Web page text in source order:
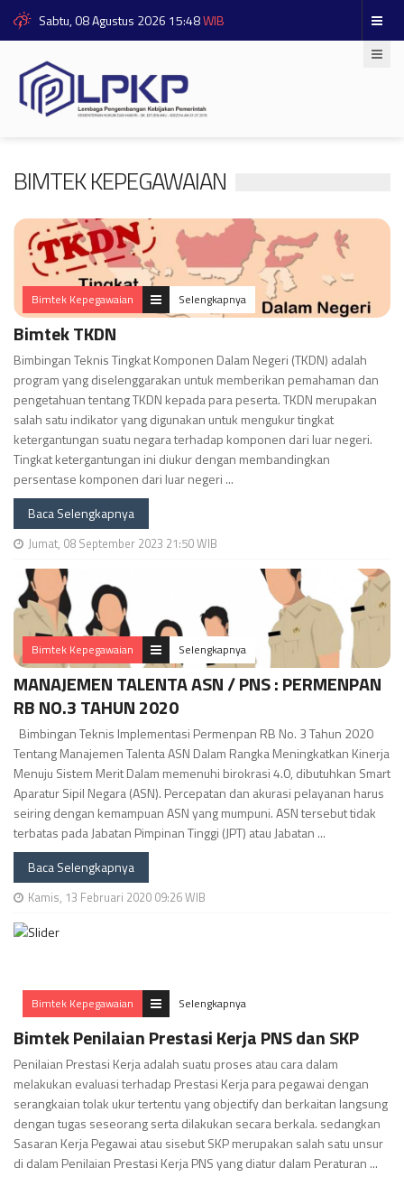
Sabtu, 08 Agustus 2026 15:48WIB
BIMTEK KEPEGAWAIAN
Bimtek Kepegawaian Selengkapnya
Bimtek TKDN
Bimbingan Teknis Tingkat Komponen Dalam Negeri (TKDN) adalah
program yang diselenggarakan untuk memberikan pemahaman dan
pengetahuan tentang TKDN kepada para peserta. TKDN merupakan
salah satu indikator yang digunakan untuk mengukur tingkat
ketergantungan suatu negara terhadap komponen dari luar negeri.
Tingkat ketergantungan ini diukur dengan membandingkan
persentase komponen dari luar negeri ...
Baca Selengkapnya
Jumat, 08 September 2023 21:50 WIB
Bimtek Kepegawaian Selengkapnya
MANAJEMEN TALENTA ASN / PNS : PERMENPAN
RB NO.3 TAHUN 2020
Bimbingan Teknis Implementasi Permenpan RB No. 3 Tahun 2020
Tentang Manajemen Talenta ASN Dalam Rangka Meningkatkan Kinerja
Menuju Sistem Merit Dalam memenuhi birokrasi 4.0, dibutuhkan Smart
Aparatur Sipil Negara (ASN). Percepatan dan akurasi pelayanan harus
seiring dengan kemampuan ASN yang mumpuni. ASN tersebut tidak
terbatas pada Jabatan Pimpinan Tinggi (JPT) atau Jabatan ...
Baca Selengkapnya
Kamis, 13 Februari 2020 09:26 WIB
Bimtek Kepegawaian Selengkapnya
Bimtek Penilaian Prestasi Kerja PNS dan SKP
Penilaian Prestasi Kerja adalah suatu proses atau cara dalam
melakukan evaluasi terhadap Prestasi Kerja para pegawai dengan
serangkaian tolak ukur tertentu yang objectify dan berkaitan langsung
dengan tugas seseorang serta dilakukan secara berkala. sedangkan
Sasaran Kerja Pegawai atau sisebut SKP merupakan salah satu unsur
di dalam Penilaian Prestasi Kerja PNS yang diatur dalam Peraturan ...